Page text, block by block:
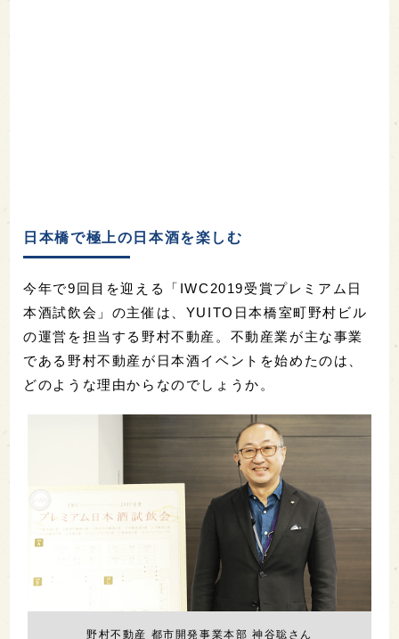
日本橋で極上の日本酒を楽しむ
今年で9回目を迎える「IWC2019受賞プレミアム日
本酒試飲会」の主催は、YUITO日本橋室町野村ビル
の運営を担当する野村不動産。不動産業が主な事業
である野村不動産が日本酒イベントを始めたのは、
どのような理由からなのでしょうか。
野村不動産 都市開発事業本部 神谷聡さん